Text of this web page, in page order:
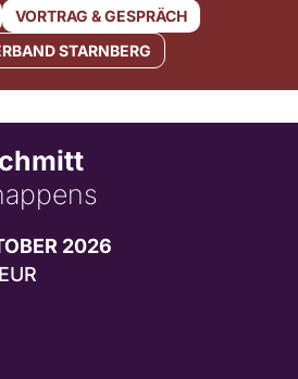
VORTRAG & GESPRÄCH
STARNBERG
2026